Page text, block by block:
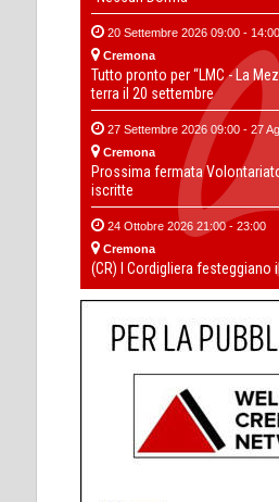
20 Settembre 2026 09:00 - 14:00
Cremona
Tutto pronto per “LMC - La
terra il 20 settembre
27 Settembre 2026 09:00 - 27
Cremona
Prossima fermata
iscritte
24 Ottobre 2026 21:00 - 23:00
Cremona
(CR) I Cordigliera festeggiano